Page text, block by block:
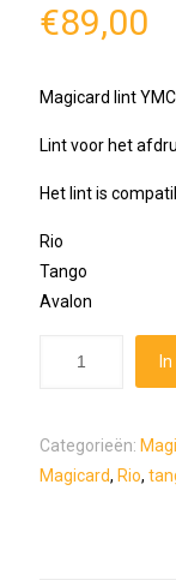
€89,00
Magicard lint
Lint voor het
Het lint is
Rio
Tango
Avalon
Categorieën:
Magicard, Rio,